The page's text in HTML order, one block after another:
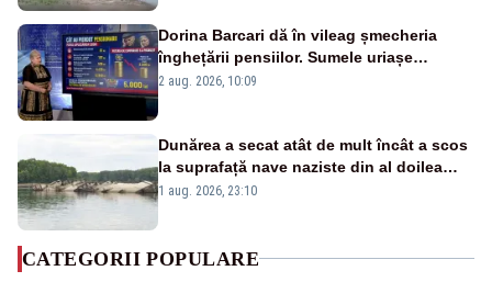
Dorina Barcari dă în vileag șmecheria
înghețării pensiilor. Sumele uriașe
pierdute de fiecare român
2 aug. 2026, 10:09
Dunărea a secat atât de mult încât a scos
la suprafață nave naziste din al doilea
război mondial
1 aug. 2026, 23:10
CATEGORII POPULARE